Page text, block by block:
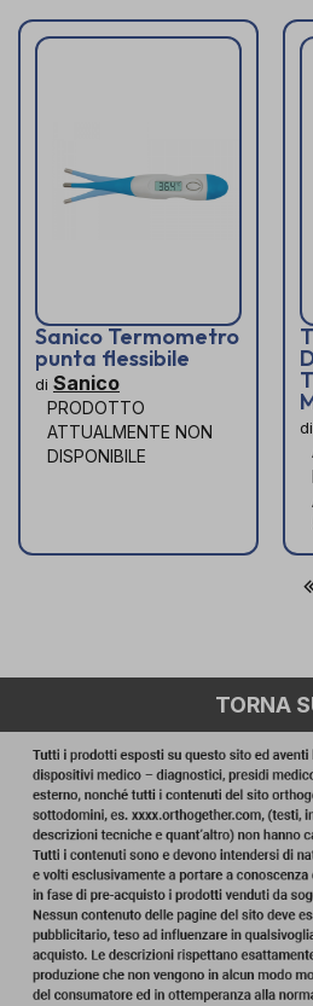
Sanico Termometro
punta flessibile
di Sanico
PRODOTTO
ATTUALMENTE NON
DISPONIBILE
di
TORNA